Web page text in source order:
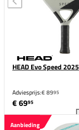
HEAD Evo Speed 2025
Adviesprijs:€ 8995
€ 6995
Aanbieding